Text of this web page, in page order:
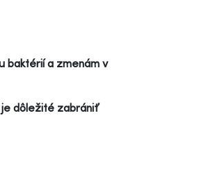
baktérií a zmenám v
dôležité zabrániť